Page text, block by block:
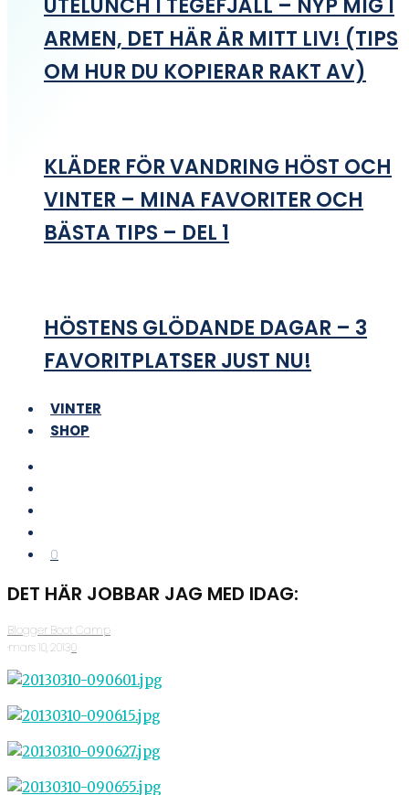
UTELUNCH I TEGEFJÄLL – NYP MIG I
ARMEN, DET HÄR ÄR MITT LIV! (TIPS
OM HUR DU KOPIERAR RAKT AV)
KLÄDER FÖR VANDRING HÖST OCH
VINTER – MINA FAVORITER OCH
BÄSTA TIPS – DEL 1
HÖSTENS GLÖDANDE DAGAR – 3
FAVORITPLATSER JUST NU!
VINTER
SHOP
0
DET HÄR JOBBAR JAG MED IDAG:
Blogger Boot Camp
·mars 10, 2013·0